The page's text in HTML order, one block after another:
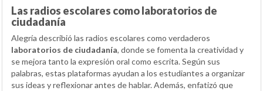
Las radios escolares como laboratorios de
ciudadanía
Alegría describió las radios escolares como verdaderos
laboratorios de ciudadanía, donde se fomenta la creatividad y
se mejora tanto la expresión oral como escrita. Según sus
palabras, estas plataformas ayudan a los estudiantes a organizar
sus ideas y reflexionar antes de hablar. Además, enfatizó que